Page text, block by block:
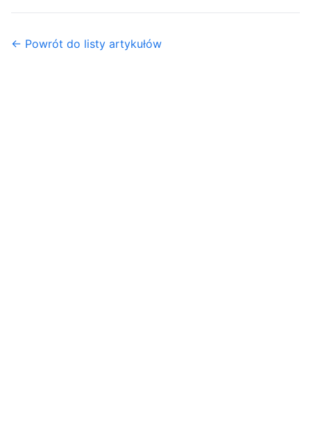
← Powrót do listy artykułów